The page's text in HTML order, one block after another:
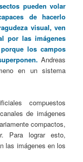
pueden volar
de hacerlo
visual, ven
por las imágenes
los campos
Andreas
en un sistema
compuestos
de imágenes
compactos,
Para lograr esto,
las imágenes en los